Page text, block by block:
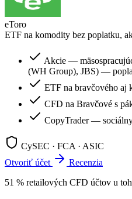
eToro
ETF na komodity bez poplatku,
Akcie —
(WH Group), JBS) —
ETF na bravčového aj
CFD na Bravčové s
CopyTrader —
CySEC · FCA · ASIC
Otvoriť účet
Recenzia
51 % retailových CFD účtov u